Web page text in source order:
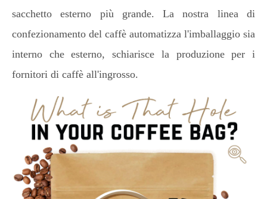
sacchetto esterno più grande. La nostra linea di
confezionamento del caffè automatizza l'imballaggio sia
interno che esterno, schiarisce la produzione per i
fornitori di caffè all'ingrosso.